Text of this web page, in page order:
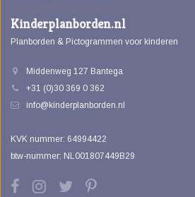
Kinderplanborden.nl
Planborden & Pictogrammen voor kinderen
Middenweg 127 Bantega
+31 (0)30 369 0 362
info@kinderplanborden.nl
KVK nummer: 64994422
btw-nummer: NL001807449B29